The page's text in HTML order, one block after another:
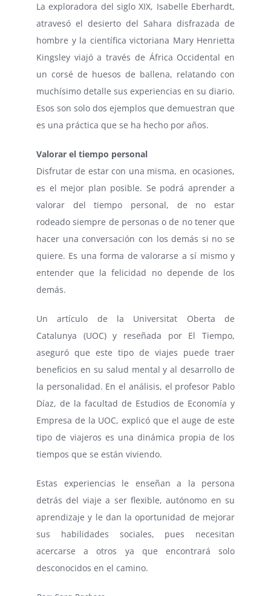
La exploradora del siglo XIX, Isabelle Eberhardt,
atravesó el desierto del Sahara disfrazada de
hombre y la científica victoriana Mary Henrietta
Kingsley viajó a través de África Occidental en
un corsé de huesos de ballena, relatando con
muchísimo detalle sus experiencias en su diario.
Esos son solo dos ejemplos que demuestran que
es una práctica que se ha hecho por años.
Valorar el tiempo personal
Disfrutar de estar con una misma, en ocasiones,
es el mejor plan posible. Se podrá aprender a
valorar del tiempo personal, de no estar
rodeado siempre de personas o de no tener que
hacer una conversación con los demás si no se
quiere. Es una forma de valorarse a sí mismo y
entender que la felicidad no depende de los
demás.
Un artículo de la Universitat Oberta de
Catalunya (UOC) y reseñada por El Tiempo,
aseguró que este tipo de viajes puede traer
beneficios en su salud mental y al desarrollo de
la personalidad. En el análisis, el profesor Pablo
Díaz, de la facultad de Estudios de Economía y
Empresa de la UOC, explicó que el auge de este
tipo de viajeros es una dinámica propia de los
tiempos que se están viviendo.
Estas experiencias le enseñan a la persona
detrás del viaje a ser flexible, autónomo en su
aprendizaje y le dan la oportunidad de mejorar
sus habilidades sociales, pues necesitan
acercarse a otros ya que encontrará solo
desconocidos en el camino.